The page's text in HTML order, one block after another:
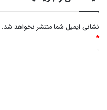
نشانی ایمیل شما منتشر نخواهد شد.
*